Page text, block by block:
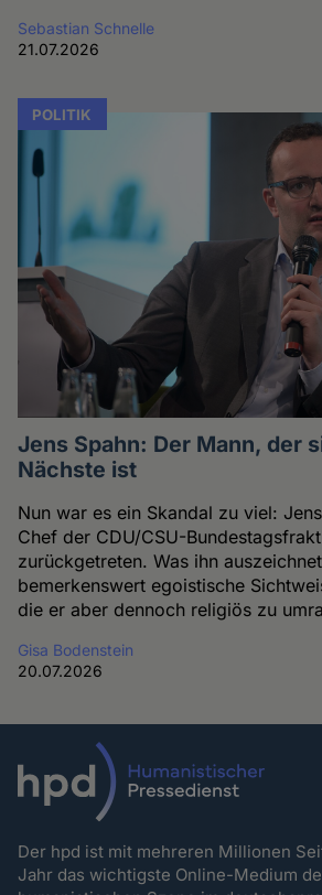
Sebastian Schnelle
21.07.2026
POLITIK
Jens Spahn: Der Mann, der
Nächste ist
Nun war es ein Skandal zu viel:
Chef der CDU/CSU-
zurückgetreten. Was ihn
bemerkenswert egoistische
die er aber dennoch religiös zu
Gisa Bodenstein
20.07.2026
Der hpd ist mit mehreren Millionen
Jahr das wichtigste Online-Medium